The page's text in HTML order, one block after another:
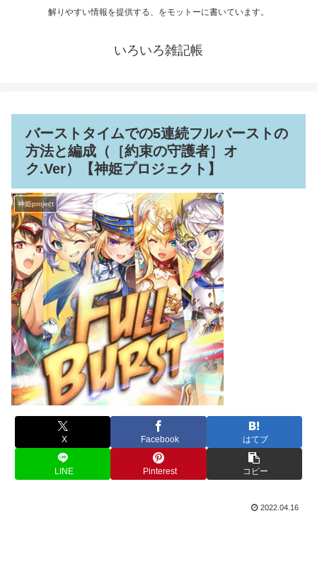
解りやすい情報を提供する、をモットーに書いています。
いろいろ雑記帳
バーストタイムでの5連続フルバーストの
方法と編成（［約束の守護者］オ
ク.Ver）【神姫プロジェクト】
神姫project
X Facebook はてブ
LINE Pinterest コピー
2022.04.16